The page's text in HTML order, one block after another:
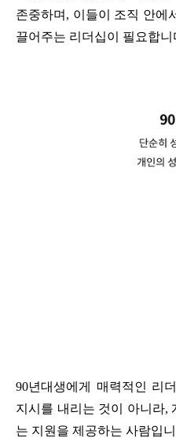
존중하며, 이들이 조직 안에
끌어주는 리더십이 필요합니
90년대생에게 매력적인 리
지시를 내리는 것이 아니라,
는 지원을 제공하는 사람입